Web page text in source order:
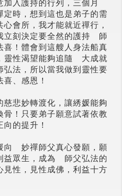
定時，想到這也是弟子的需
會所，我才能就近禪行，
立刻決定要全然的護持 師
喜！體會到這艘人身法船真
靈性渴望能夠追隨 大成就
法，所以當我做到靈性要
、感恩！
妙轉渡化，讓綉媛能夠
骨！只要弟子願意試著依教
的提升！
妙禪師父真心發願，願
益眾生，成為 師父弘法的
見性，見性成佛，利益十方